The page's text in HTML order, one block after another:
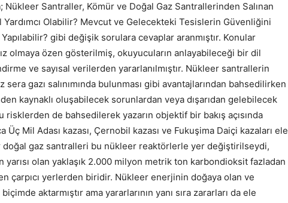
Nükleer Santraller, Kömür ve Doğal Gaz Santrallerinden Salınan
Yardımcı Olabilir? Mevcut ve Gelecekteki Tesislerin Güvenliğini
gibi değişik sorulara cevaplar aranmıştır. Konular
olmaya özen gösterilmiş, okuyucuların anlayabileceği bir dil
ve sayısal verilerden yararlanılmıştır. Nükleer santrallerin
gazı salınımında bulunması gibi avantajlarından bahsedilirken
kaynaklı oluşabilecek sorunlardan veya dışarıdan gelebilecek
risklerden de bahsedilerek yazarın objektif bir bakış açısında
Üç Mil Adası kazası, Çernobil kazası ve Fukuşima Daiçi kazaları ele
doğal gaz santralleri bu nükleer reaktörlerle yer değiştirilseydi,
olan yaklaşık 2.000 milyon metrik ton karbondioksit fazladan
çarpıcı yerlerden biridir. Nükleer enerjinin doğaya olan ve
aktarmıştır ama yararlarının yanı sıra zararları da ele